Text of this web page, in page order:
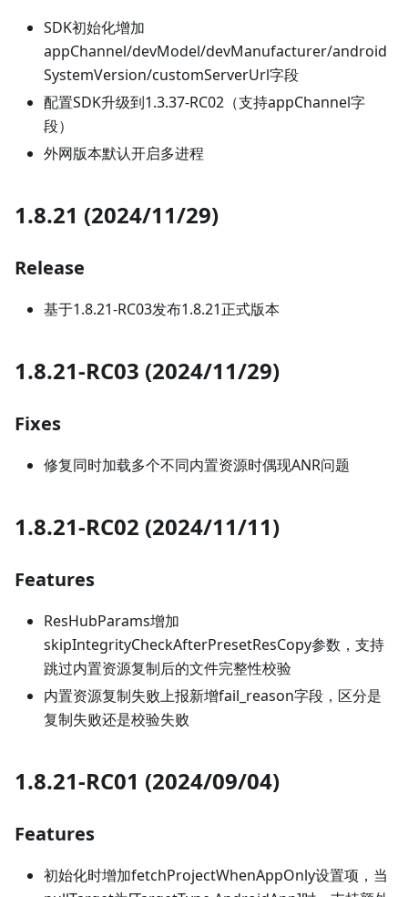
SDK初始化增加
appChannel/devModel/devManufacturer/android
SystemVersion/customServerUrl字段
配置SDK升级到1.3.37-RC02（支持appChannel字
段）
外网版本默认开启多进程
1.8.21 (2024/11/29)
Release
基于1.8.21-RC03发布1.8.21正式版本
1.8.21-RC03 (2024/11/29)
Fixes
修复同时加载多个不同内置资源时偶现ANR问题
1.8.21-RC02 (2024/11/11)
Features
ResHubParams增加
skipIntegrityCheckAfterPresetResCopy参数，支持
跳过内置资源复制后的文件完整性校验
内置资源复制失败上报新增fail_reason字段，区分是
复制失败还是校验失败
1.8.21-RC01 (2024/09/04)
Features
初始化时增加fetchProjectWhenAppOnly设置项，当